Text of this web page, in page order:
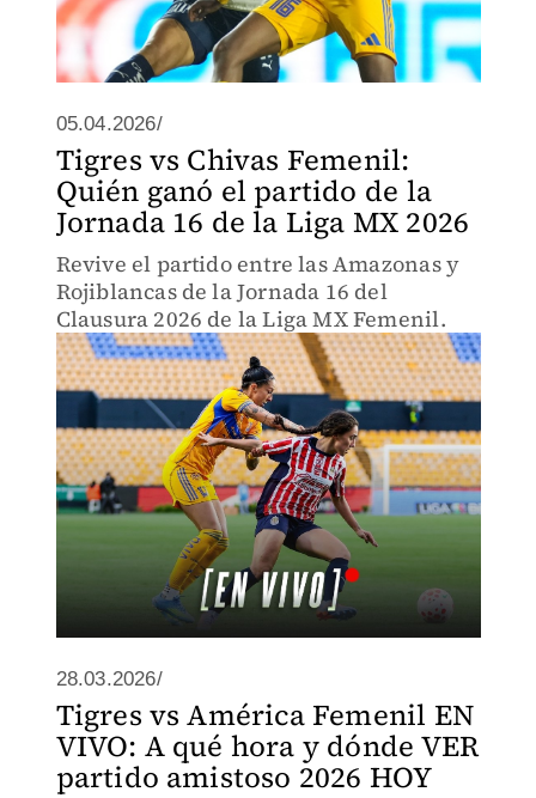
05.04.2026/
Tigres vs Chivas Femenil:
Quién ganó el partido de la
Jornada 16 de la Liga MX 2026
Revive el partido entre las Amazonas y
Rojiblancas de la Jornada 16 del
Clausura 2026 de la Liga MX Femenil.
28.03.2026/
Tigres vs América Femenil EN
VIVO: A qué hora y dónde VER
partido amistoso 2026 HOY